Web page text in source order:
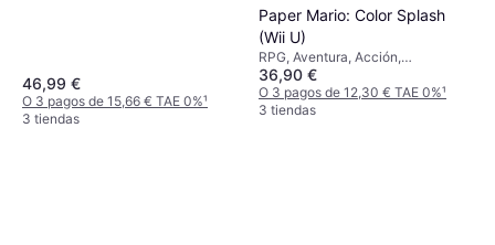
46,99 €
O 3 pagos de 15,66 € TAE 0%¹
3 tiendas
Paper Mario: Color Splash
(Wii U)
RPG, Aventura, Acción,
Clasificación por edades PEGI: 3
36,90 €
O 3 pagos de 12,30 € TAE 0%¹
3 tiendas